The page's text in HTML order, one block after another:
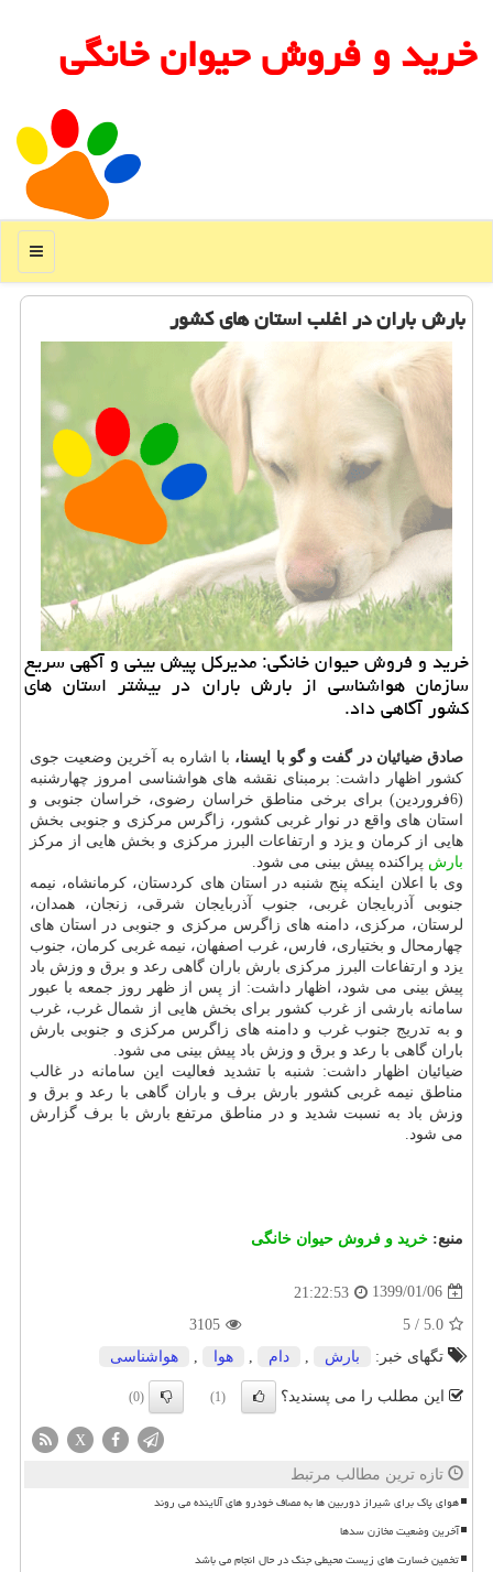
خرید و فروش حیوان خانگی
منو
بارش باران در اغلب استان های كشور
خرید و فروش حیوان خانگی: مدیركل پیش بینی و آگهی سریع
سازمان هواشناسی از بارش باران در بیشتر استان های
كشور آگاهی داد.
صادق ضیائیان در گفت و گو با ایسنا، با اشاره به آخرین وضعیت جوی
كشور اظهار داشت: برمبنای نقشه های هواشناسی امروز چهارشنبه
(6فروردین) برای برخی مناطق خراسان رضوی، خراسان جنوبی و
استان های واقع در نوار غربی كشور، زاگرس مركزی و جنوبی بخش
هایی از كرمان و یزد و ارتفاعات البرز مركزی و بخش هایی از مركز
بارش پراكنده پیش بینی می شود.
وی با اعلان اینكه پنج شنبه در استان های كردستان، كرمانشاه، نیمه
جنوبی آذربایجان غربی، جنوب آذربایجان شرقی، زنجان، همدان،
لرستان، مركزی، دامنه های زاگرس مركزی و جنوبی در استان های
چهارمحال و بختیاری، فارس، غرب اصفهان، نیمه غربی كرمان، جنوب
یزد و ارتفاعات البرز مركزی بارش باران گاهی رعد و برق و وزش باد
پیش بینی می شود، اظهار داشت: از پس از ظهر روز جمعه با عبور
سامانه بارشی از غرب كشور برای بخش هایی از شمال غرب، غرب
و به تدریج جنوب غرب و دامنه های زاگرس مركزی و جنوبی بارش
باران گاهی با رعد و برق و وزش باد پیش بینی می شود.
ضیائیان اظهار داشت: شنبه با تشدید فعالیت این سامانه در غالب
مناطق نیمه غربی كشور بارش برف و باران گاهی با رعد و برق و
وزش باد به نسبت شدید و در مناطق مرتفع بارش با برف گزارش
می شود.
منبع: خرید و فروش حیوان خانگی
1399/01/06
21:22:53
5.0
/
5
3105
تگهای خبر:
بارش دام هوا هواشناسی
این مطلب را می پسندید؟ (1)
(0)
X
تازه ترین مطالب مرتبط
هوای پاک برای شیراز دوربین ها به مصاف خودرو های آلاینده می روند
آخرین وضعیت مخازن سدها
تخمین خسارت های زیست محیطی جنگ در حال انجام می باشد